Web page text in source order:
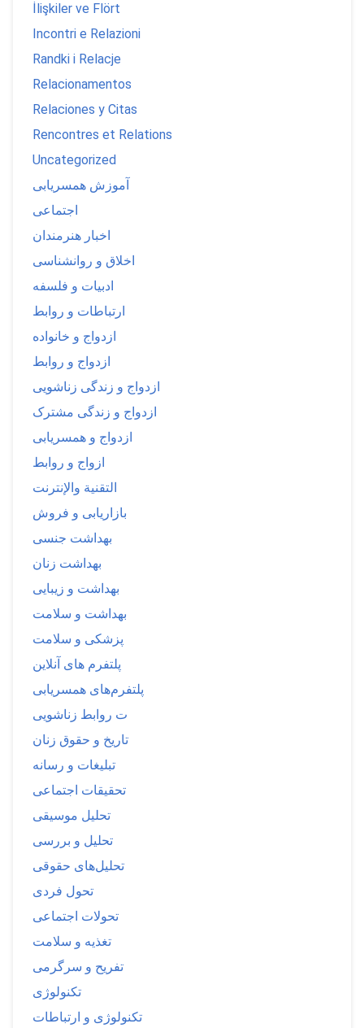
İlişkiler ve Flört
Incontri e Relazioni
Randki i Relacje
Relacionamentos
Relaciones y Citas
Rencontres et Relations
Uncategorized
آموزش همسریابی
اجتماعی
اخبار هنرمندان
اخلاق و روانشناسی
ادبیات و فلسفه
ارتباطات و روابط
ازدواج و خانواده
ازدواج و روابط
ازدواج و زندگی زناشویی
ازدواج و زندگی مشترک
ازدواج و همسریابی
ازواج و روابط
التقنية والإنترنت
بازاریابی و فروش
بهداشت جنسی
بهداشت زنان
بهداشت و زیبایی
بهداشت و سلامت
پزشکی و سلامت
پلتفرم های آنلاین
پلتفرم‌های همسریابی
ت روابط زناشویی
تاریخ و حقوق زنان
تبلیغات و رسانه
تحقیقات اجتماعی
تحلیل موسیقی
تحلیل و بررسی
تحلیل‌های حقوقی
تحول فردی
تحولات اجتماعی
تغذیه و سلامت
تفریح و سرگرمی
تکنولوژی
تکنولوژی و ارتباطات